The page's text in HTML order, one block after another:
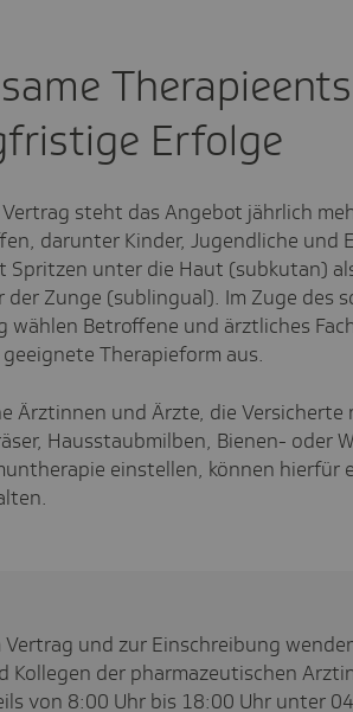
Erfolge
steht das Angebot jährlich
darunter Kinder, Jugendliche und
Spritzen unter die Haut (subkutan)
Zunge (sublingual). Im Zuge des
wählen Betroffene und ärztliches
Therapieform aus.
Ärztinnen und Ärzte, die
Hausstaubmilben, Bienen- oder
einstellen, können hierfür
Vertrag und zur Einschreibung
Kollegen der pharmazeutischen
von 8:00 Uhr bis 18:00 Uhr unter